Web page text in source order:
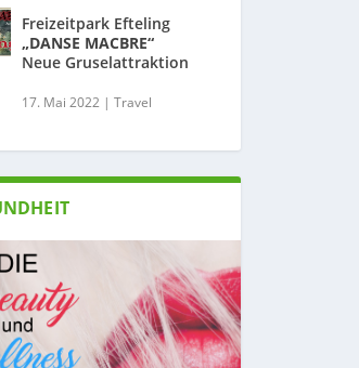
Freizeitpark Efteling
„DANSE MACBRE“
Neue Gruselattraktion
17. Mai 2022| Travel